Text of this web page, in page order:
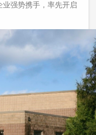
强势携手，率先开启